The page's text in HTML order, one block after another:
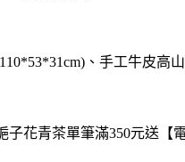
、手工牛皮
子花青茶單筆滿350元送【